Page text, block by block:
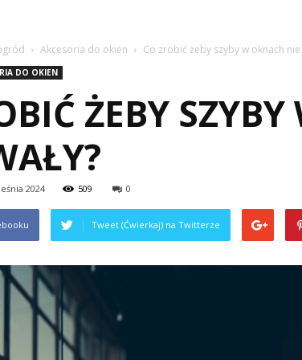
Akcesoria do okien Co zrobić żeby szyby w oknach nie
DO OKIEN
ŻEBY
2024 509 0
Tweet (Ćwierkaj) na Twitterze